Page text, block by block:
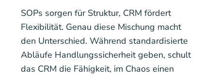
SOPs sorgen für Struktur, CRM fördert
Flexibilität. Genau diese Mischung macht
den Unterschied. Während standardisierte
Abläufe Handlungssicherheit geben, schult
das CRM die Fähigkeit, im Chaos einen